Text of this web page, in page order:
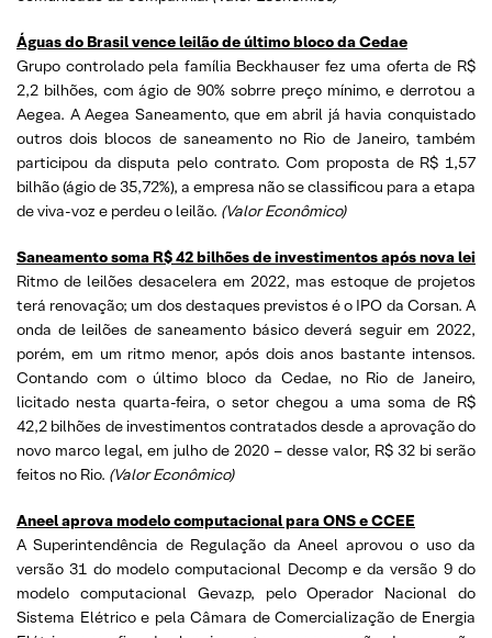
Águas do Brasil vence leilão de último bloco da Cedae
Grupo controlado pela família Beckhauser fez uma oferta de R$
2,2 bilhões, com ágio de 90% sobrre preço mínimo, e derrotou a
Aegea. A Aegea Saneamento, que em abril já havia conquistado
outros dois blocos de saneamento no Rio de Janeiro, também
participou da disputa pelo contrato. Com proposta de R$ 1,57
bilhão (ágio de 35,72%), a empresa não se classificou para a etapa
de viva-voz e perdeu o leilão. (Valor Econômico)
Saneamento soma R$ 42 bilhões de investimentos após nova lei
Ritmo de leilões desacelera em 2022, mas estoque de projetos
terá renovação; um dos destaques previstos é o IPO da Corsan. A
onda de leilões de saneamento básico deverá seguir em 2022,
porém, em um ritmo menor, após dois anos bastante intensos.
Contando com o último bloco da Cedae, no Rio de Janeiro,
licitado nesta quarta-feira, o setor chegou a uma soma de R$
42,2 bilhões de investimentos contratados desde a aprovação do
novo marco legal, em julho de 2020 – desse valor, R$ 32 bi serão
feitos no Rio. (Valor Econômico)
Aneel aprova modelo computacional para ONS e CCEE
A Superintendência de Regulação da Aneel aprovou o uso da
versão 31 do modelo computacional Decomp e da versão 9 do
modelo computacional Gevazp, pelo Operador Nacional do
Sistema Elétrico e pela Câmara de Comercialização de Energia